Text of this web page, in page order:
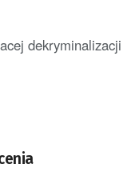
dekryminalizacji